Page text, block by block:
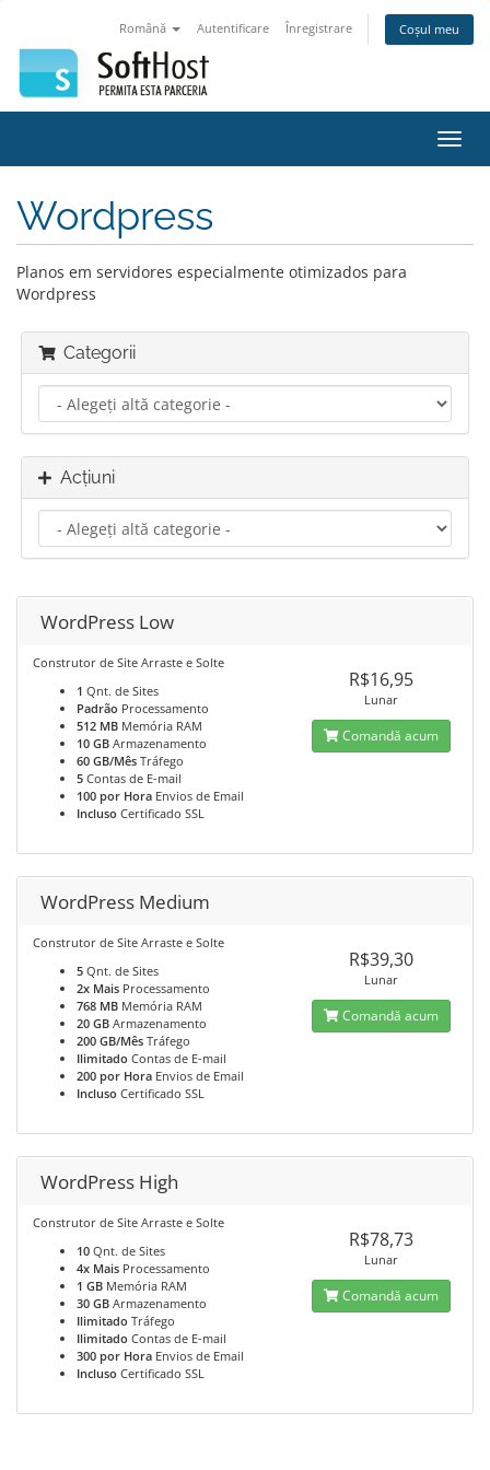
Română Autentificare Înregistrare Coșul meu
Wordpress
Planos em servidores especialmente otimizados para
Wordpress
Categorii
Acțiuni
WordPress Low
Construtor de Site Arraste e Solte
1 Qnt. de Sites
Padrão Processamento
512 MB Memória RAM
10 GB Armazenamento
60 GB/Mês Tráfego
5 Contas de E-mail
100 por Hora Envios de Email
Incluso Certificado SSL
R$16,95
Lunar
Comandă acum
WordPress Medium
Construtor de Site Arraste e Solte
5 Qnt. de Sites
2x Mais Processamento
768 MB Memória RAM
20 GB Armazenamento
200 GB/Mês Tráfego
Ilimitado Contas de E-mail
200 por Hora Envios de Email
Incluso Certificado SSL
R$39,30
Lunar
Comandă acum
WordPress High
Construtor de Site Arraste e Solte
10 Qnt. de Sites
4x Mais Processamento
1 GB Memória RAM
30 GB Armazenamento
Ilimitado Tráfego
Ilimitado Contas de E-mail
300 por Hora Envios de Email
Incluso Certificado SSL
R$78,73
Lunar
Comandă acum